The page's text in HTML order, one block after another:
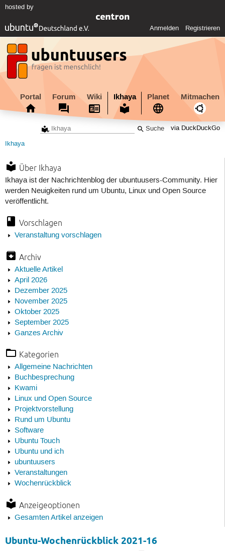
hosted by
Anmelden Registrieren
Portal Forum Wiki Ikhaya Planet Mitmachen
via DuckDuckGo
Ikhaya
Über Ikhaya
Ikhaya ist der Nachrichtenblog der ubuntuusers-Community. Hier
werden Neuigkeiten rund um Ubuntu, Linux und Open Source
veröffentlicht.
Vorschlagen
Veranstaltung vorschlagen
Archiv
Aktuelle Artikel
April 2026
Dezember 2025
November 2025
Oktober 2025
September 2025
Ganzes Archiv
Kategorien
Allgemeine Nachrichten
Buchbesprechung
Kwami
Linux und Open Source
Projektvorstellung
Rund um Ubuntu
Software
Ubuntu Touch
Ubuntu und ich
ubuntuusers
Veranstaltungen
Wochenrückblick
Anzeigeoptionen
Gesamten Artikel anzeigen
Ubuntu-Wochenrückblick 2021-16